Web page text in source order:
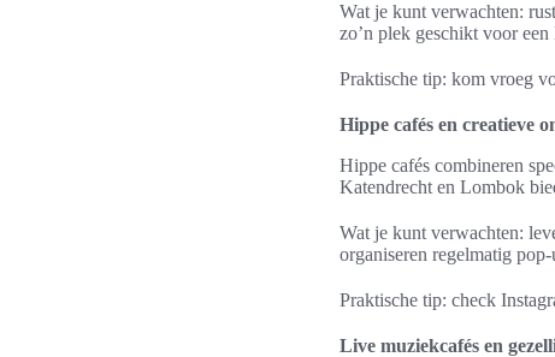
Wat je kunt verwachten:
zo’n plek geschikt voor
Praktische tip: kom vroeg
Hippe cafés en creatieve
Hippe cafés combineren
Katendrecht en Lombok
Wat je kunt verwachten:
organiseren regelmatig
Praktische tip: check
Live muziekcafés en